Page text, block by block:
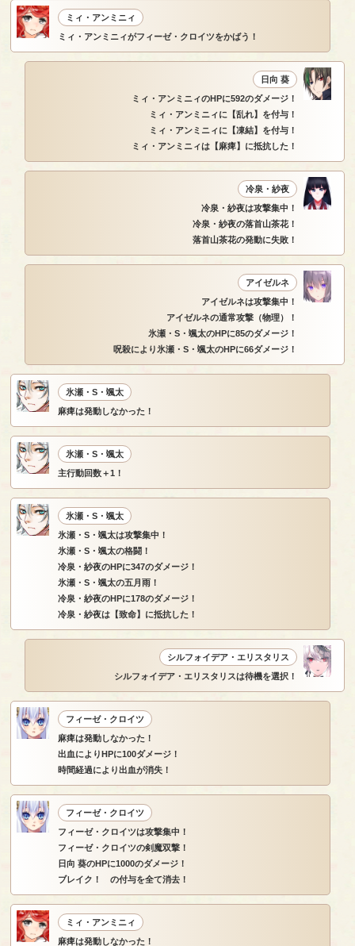
ミィ・アンミニィ
ミィ・アンミニィがフィーゼ・クロイツをかばう！
日向 葵
ミィ・アンミニィのHPに592のダメージ！
ミィ・アンミニィに【乱れ】を付与！
ミィ・アンミニィに【凍結】を付与！
ミィ・アンミニィは【麻痺】に抵抗した！
冷泉・紗夜
冷泉・紗夜は攻撃集中！
冷泉・紗夜の落首山茶花！
落首山茶花の発動に失敗！
アイゼルネ
アイゼルネは攻撃集中！
アイゼルネの通常攻撃（物理）！
氷瀬・S・颯太のHPに85のダメージ！
呪殺により氷瀬・S・颯太のHPに66ダメージ！
氷瀬・S・颯太
麻痺は発動しなかった！
氷瀬・S・颯太
主行動回数＋1！
氷瀬・S・颯太
氷瀬・S・颯太は攻撃集中！
氷瀬・S・颯太の格闘！
冷泉・紗夜のHPに347のダメージ！
氷瀬・S・颯太の五月雨！
冷泉・紗夜のHPに178のダメージ！
冷泉・紗夜は【致命】に抵抗した！
シルフォイデア・エリスタリス
シルフォイデア・エリスタリスは待機を選択！
フィーゼ・クロイツ
麻痺は発動しなかった！
出血によりHPに100ダメージ！
時間経過により出血が消失！
フィーゼ・クロイツ
フィーゼ・クロイツは攻撃集中！
フィーゼ・クロイツの剣魔双撃！
日向 葵のHPに1000のダメージ！
ブレイク！ の付与を全て消去！
ミィ・アンミニィ
麻痺は発動しなかった！